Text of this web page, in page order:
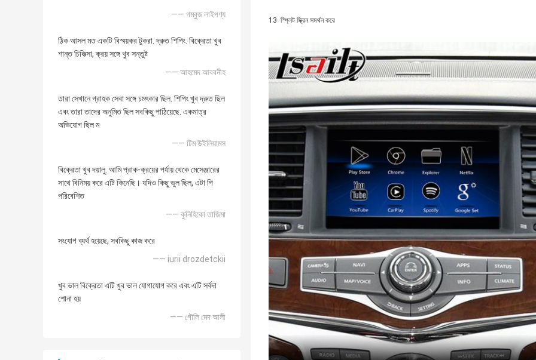
—— গম্বুজ লাইপণ্য
ঠিক আসল মত একটি বিস্ময়কর টুকরা. দ্রুত শিপিং. বিক্রেতা খুব
শান্ত চিকিত্সা, ক্রয় সঙ্গে খুব সন্তুষ্ট
—— আহমেদ আববনীহ
তারা সেখানে গ্রাহক সেবা সঙ্গে চমৎকার ছিল. শিপিং খুব দ্রুত ছিল
এবং তারা তাদের অনুমিত ছিল সবকিছু পাঠিয়েছে. একমাত্র
অভিযোগ ছিল ম
—— টিম উইলিয়ামস
বিক্রেতা খুব দয়ালু. আমি প্রাক-ক্রয়ের পর্যায় থেকে মেসেঞ্জারের
সাথে বিনিময় করে এটি কিনেছি। যদিও কিছু ভুল ছিল, এটা পি
পরিবেশিত
—— কুনিহিকো তাজিমা
সংযোগ ব্যর্থ হয়েছে, সবকিছু কাজ করে
—— iurii drozdetckii
খুব ভাল বিক্রেতা এটি খুব ভাল যোগাযোগ করে এবং এটি সর্বদা
শোনা হয়
—— গৌলি মেদ আলী
13· স্প্লিট স্ক্রিন সমর্থন করে